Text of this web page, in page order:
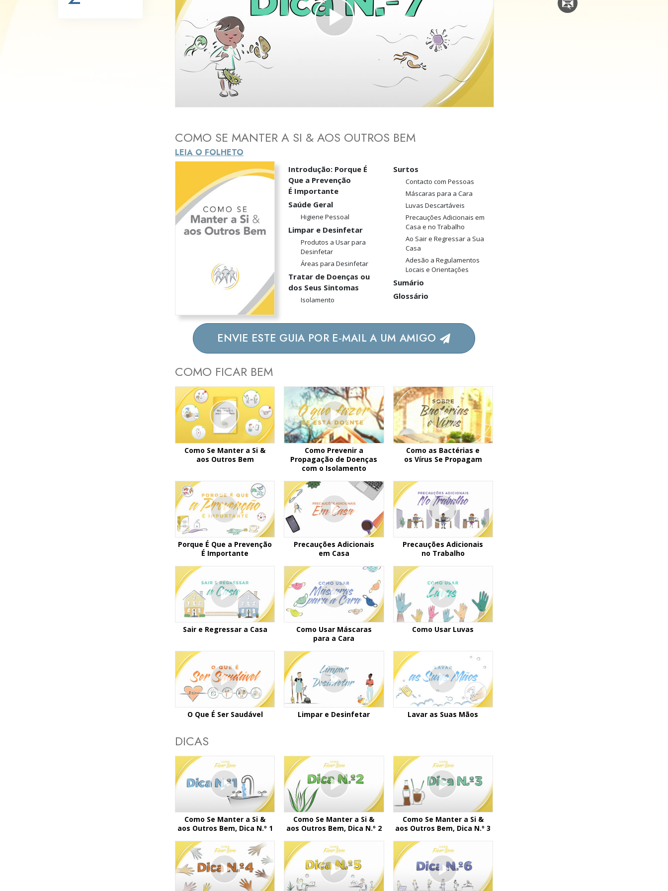
O que é a Grandeza?
Respostas às Drogas
Crianças
Play
Video
COMO SE MANTER A SI & AOS OUTROS BEM
LEIA O FOLHETO
Introdução: Porque É
Que a Prevenção
É Importante
Saúde Geral
Higiene Pessoal
Limpar e Desinfetar
Produtos a Usar para
Desinfetar
Áreas para Desinfetar
Tratar de Doenças ou
dos Seus Sintomas
Isolamento
Surtos
Contacto com Pessoas
Máscaras para a Cara
Luvas Descartáveis
Precauções Adicionais em
Casa e no Trabalho
Ao Sair e Regressar a Sua
Casa
Adesão a Regulamentos
Locais e Orientações
Sumário
Glossário
ENVIE ESTE GUIA POR E‑MAIL A UM AMIGO
COMO FICAR BEM
Como Se Manter a Si &
aos Outros Bem
Como Prevenir a
Propagação de Doenças
com o Isolamento
Como as Bactérias e
os Vírus Se Propagam
Porque É Que a Prevenção
É Importante
Precauções Adicionais
em Casa
Precauções Adicionais
no Trabalho
Sair e Regressar a Casa
Como Usar Máscaras
para a Cara
Como Usar Luvas
O Que É Ser Saudável Limpar e Desinfetar Lavar as Suas Mãos
DICAS
Como Se Manter a Si &
aos Outros Bem, Dica N.º 1
Como Se Manter a Si &
aos Outros Bem, Dica N.º 2
Como Se Manter a Si &
aos Outros Bem, Dica N.º 3